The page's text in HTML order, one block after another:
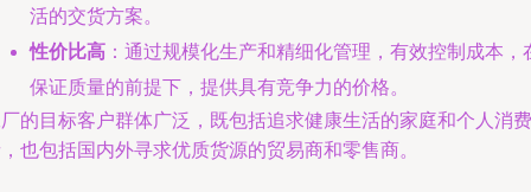
活的交货方案。
性价比高 ：通过规模化生产和精细化管理，有效控制成本，
保证质量的前提下，提供具有竞争力的价格。
的目标客户群体广泛，既包括追求健康生活的家庭和个人消费
也包括国内外寻求优质货源的贸易商和零售商。